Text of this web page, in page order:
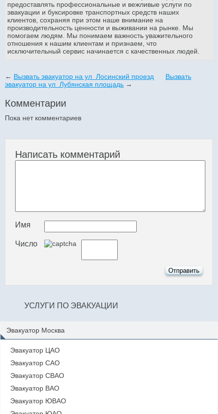
предоставлять профессиональные и вежливые услуги по
эвакуации и буксировке транспортных средств наших
клиентов, сохраняя при этом наше внимание на
производительность ценности и выживании на рынке. Мы
помогаем людям. Мы понимаем важность уважительного
отношения к нашим клиентам и признаем, что
исключительный сервис начинается с качественных людей.
← Вызвать эвакуатор на ул Лосинский проезд
Вызвать
эвакуатор на ул Лубянская площадь →
Комментарии
Пока нет комментариев
Написать комментарий
Имя
Число
УСЛУГИ ПО ЭВАКУАЦИИ
Эвакуатор Москва
Эвакуатор ЦАО
Эвакуатор САО
Эвакуатор СВАО
Эвакуатор ВАО
Эвакуатор ЮВАО